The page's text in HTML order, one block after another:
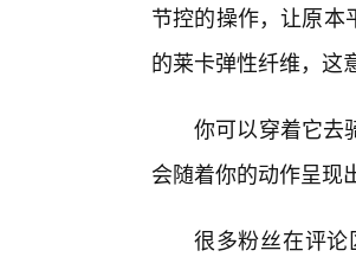
节控的操作，让原本
的莱卡弹性纤维，这
你可以穿着它去
会随着你的动作呈现
很多粉丝在评